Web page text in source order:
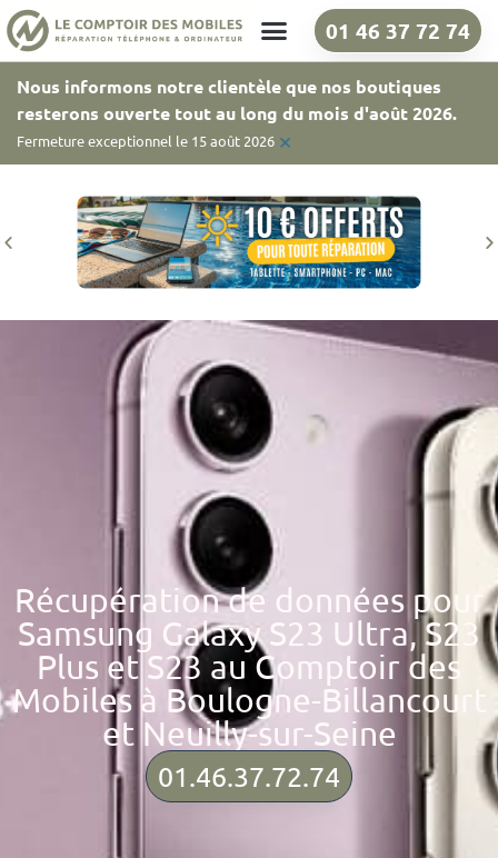
01 46 37 72 74
Nous informons notre clientèle que nos boutiques
resterons ouverte tout au long du mois d'août 2026.
Fermeture exceptionnel le 15 août 2026 ×
Récupération de données pour
Samsung Galaxy S23 Ultra, S23
Plus et S23 au Comptoir des
Mobiles à Boulogne-Billancourt
et Neuilly-sur-Seine
01.46.37.72.74